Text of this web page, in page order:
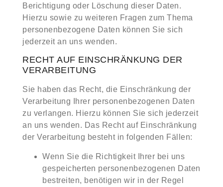
Berichtigung oder Löschung dieser Daten.
Hierzu sowie zu weiteren Fragen zum Thema
personenbezogene Daten können Sie sich
jederzeit an uns wenden.
RECHT AUF EINSCHRÄNKUNG DER
VERARBEITUNG
Sie haben das Recht, die Einschränkung der
Verarbeitung Ihrer personenbezogenen Daten
zu verlangen. Hierzu können Sie sich jederzeit
an uns wenden. Das Recht auf Einschränkung
der Verarbeitung besteht in folgenden Fällen:
Wenn Sie die Richtigkeit Ihrer bei uns
gespeicherten personenbezogenen Daten
bestreiten, benötigen wir in der Regel